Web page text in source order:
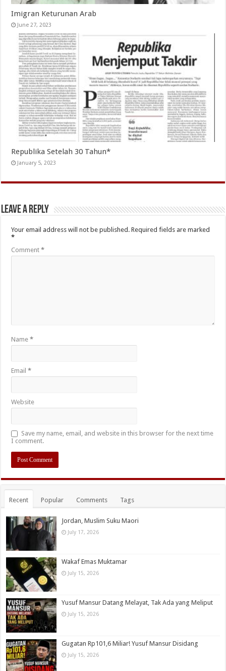
Imigran Keturunan Arab
June 27, 2023
Republika Setelah 30 Tahun*
January 5, 2023
Leave a Reply
Your email address will not be published. Required fields are marked
*
Comment*
Name*
Email*
Website
Save my name, email, and website in this browser for the next time
I comment.
Recent Popular Comments Tags
Jordan, Muslim Suku Maori
July 17, 2026
Wakaf Emas Muktamar
July 15, 2026
Yusuf Mansur Datang Melayat, Tak Ada yang Meliput
July 15, 2026
Gugatan Rp101,6 Miliar! Yusuf Mansur Disidang
July 15, 2026